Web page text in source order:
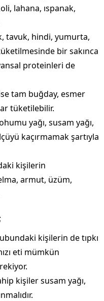
lahana, ıspanak,
tavuk, hindi, yumurta,
bir sakınca
proteinleri de
tam buğday, esmer
tüketilebilir.
yağı, susam yağı,
kaçırmamak şartıyla
kişilerin
armut, üzüm,
kişilerin de tıpkı
eti mümkün
kişiler susam yağı,